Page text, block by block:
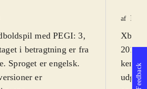
med PEGI: 3,
i betragtning er fra
Sproget er engelsk.
er
af
Xbox
2012
Feedback